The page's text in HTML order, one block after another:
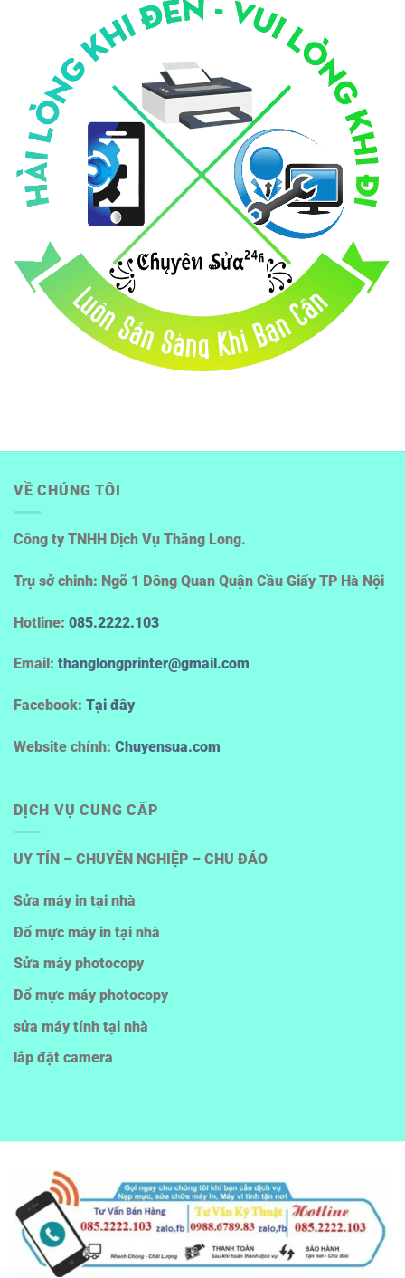
VỀ CHÚNG TÔI
Công ty TNHH Dịch Vụ Thăng Long.
Trụ sở chinh: Ngõ 1 Đông Quan Quận Cầu Giấy TP Hà Nội
Hotline: 085.2222.103
Email: thanglongprinter@gmail.com
Facebook: Tại đây
Website chính: Chuyensua.com
DỊCH VỤ CUNG CẤP
UY TÍN – CHUYÊN NGHIỆP – CHU ĐÁO
Sửa máy in tại nhà
Đổ mực máy in tại nhà
Sửa máy photocopy
Đổ mực máy photocopy
sửa máy tính tại nhà
lắp đặt camera